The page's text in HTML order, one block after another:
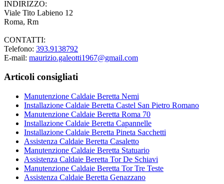
INDIRIZZO:
Viale Tito Labieno 12
Roma, Rm
CONTATTI:
Telefono: 393.9138792
E-mail: maurizio.galeotti1967@gmail.com
Articoli consigliati
Manutenzione Caldaie Beretta Nemi
Installazione Caldaie Beretta Castel San Pietro Romano
Manutenzione Caldaie Beretta Roma 70
Installazione Caldaie Beretta Capannelle
Installazione Caldaie Beretta Pineta Sacchetti
Assistenza Caldaie Beretta Casaletto
Manutenzione Caldaie Beretta Statuario
Assistenza Caldaie Beretta Tor De Schiavi
Manutenzione Caldaie Beretta Tor Tre Teste
Assistenza Caldaie Beretta Genazzano